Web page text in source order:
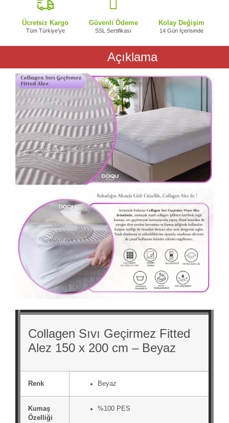
Ücretsiz Kargo
Tüm Türkiye'ye
Güvenli Ödeme
SSL Sertifikası
Kolay Değişim
14 Gün İçerisinde
Açıklama
Collagen Sıvı Geçirmez Fitted
Alez 150 x 200 cm – Beyaz
Renk Beyaz
Kumaş
Özelliği
%100 PES